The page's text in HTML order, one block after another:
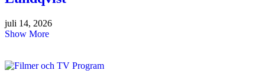
juli 14, 2026
Show More